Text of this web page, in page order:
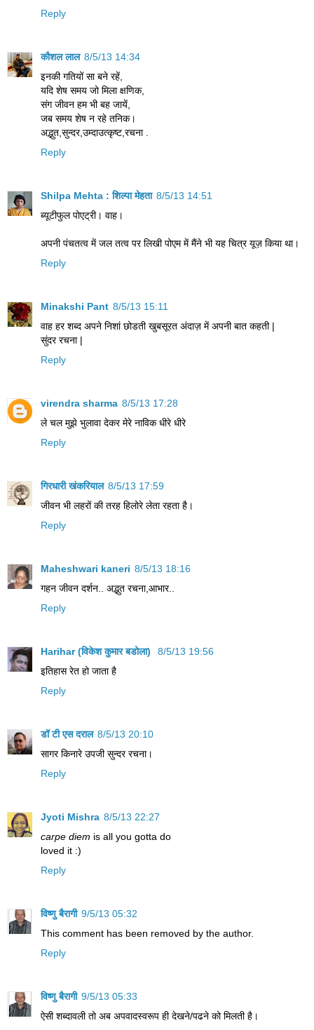
Reply
कौशल लाल 8/5/13 14:34
इनकी गतियों सा बने रहें,
यदि शेष समय जो मिला क्षणिक,
संग जीवन हम भी बह जायें,
जब समय शेष न रहे तनिक।
अद्भुत,सुन्दर,उम्दाउत्कृष्ट,रचना .
Reply
Shilpa Mehta : शिल्पा मेहता 8/5/13 14:51
ब्यूटीफुल पोएट्री। वाह।
अपनी पंचतत्व में जल तत्व पर लिखी पोएम में मैंने भी यह चित्र यूज़ किया था।
Reply
Minakshi Pant 8/5/13 15:11
वाह हर शब्द अपने निशां छोडती खुबसूरत अंदाज़ में अपनी बात कहती |
सुंदर रचना |
Reply
virendra sharma 8/5/13 17:28
ले चल मुझे भुलावा देकर मेरे नाविक धीरे धीरे
Reply
गिरधारी खंकरियाल 8/5/13 17:59
जीवन भी लहरों की तरह हिलोरे लेता रहता है।
Reply
Maheshwari kaneri 8/5/13 18:16
गहन जीवन दर्शन.. अद्भुत रचना,आभार..
Reply
Harihar (विकेश कुमार बडोला)
8/5/13 19:56
इतिहास रेत हो जाता है
Reply
डॉ टी एस दराल 8/5/13 20:10
सागर किनारे उपजी सुन्दर रचना।
Reply
Jyoti Mishra 8/5/13 22:27
carpe diem is all you gotta do
loved it :)
Reply
विष्णु बैरागी 9/5/13 05:32
This comment has been removed by the author.
Reply
विष्णु बैरागी 9/5/13 05:33
ऐसी शब्‍दावली तो अब अपवादस्‍वरूप ही देखने/पढने को मिलती है।